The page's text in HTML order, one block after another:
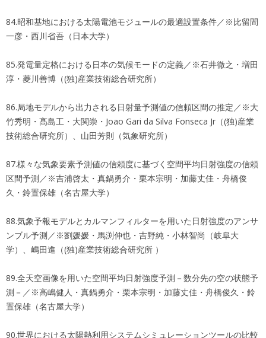
84.昭和基地における太陽電池モジュールの最適設置条件／※比留間
一彦・西川省吾（日本大学）
85.発電量定格における日本の気候モードの定義／※石井徹之・増田
淳・菱川善博（(独)産業技術総合研究所）
86.局地モデルから出力される日射量予測値の信頼区間の推定／※大
竹秀明・髙島工・大関崇・Joao Gari da Silva Fonseca Jr（(独)産業
技術総合研究所）、山田芳則（気象研究所）
87.様々な気象要素予測値の信頼度に基づく空間平均日射強度の信頼
区間予測／※吉浦啓太・真鍋勇介・栗本宗明・加藤丈佳・舟橋俊
久・鈴置保雄（名古屋大学）
88.気象予報モデルとカルマンフィルターを用いた日射強度のアンサ
ンブル予測／※劉媛媛・馬渕伸也・吉野純・小林智尚（岐阜大
学）、嶋田進（(独)産業技術総合研究所 ）
89.全天空画像を用いた空間平均日射強度予測－数分先の空の状態予
測－／※高嶋健人・真鍋勇介・栗本宗明・加藤丈佳・舟橋俊久・鈴
置保雄（名古屋大学）
90.世界における太陽熱利用システムシミュレーションツールの比較